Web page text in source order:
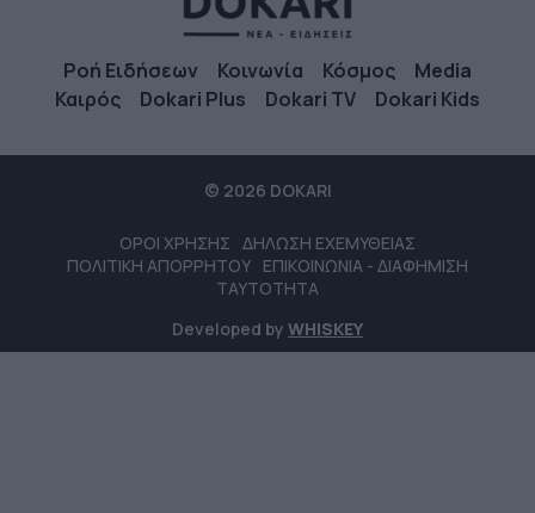
Ροή Ειδήσεων Κοινωνία Κόσμος
Media
Καιρός
Dokari Plus Dokari TV Dokari Kids
© 2026 DOKARI
ΟΡΟΙ ΧΡΗΣΗΣ ΔΗΛΩΣΗ ΕΧΕΜΥΘΕΙΑΣ
ΠΟΛΙΤΙΚΗ ΑΠΟΡΡΗΤΟΥ ΕΠΙΚΟΙΝΩΝΙΑ - ΔΙΑΦΗΜΙΣΗ
ΤΑΥΤΟΤΗΤΑ
Developed by WHISKEY